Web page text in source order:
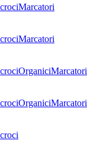
Marcatori
Marcatori
OrganiciMarcatori
OrganiciMarcatori